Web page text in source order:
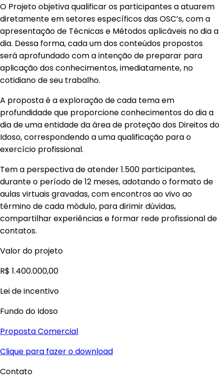
O Projeto objetiva qualificar os participantes a atuarem
diretamente em setores específicos das OSC’s, com a
apresentação de Técnicas e Métodos aplicáveis no dia a
dia. Dessa forma, cada um dos conteúdos propostos
será aprofundado com a intenção de preparar para
aplicação dos conhecimentos, imediatamente, no
cotidiano de seu trabalho.
A proposta é a exploração de cada tema em
profundidade que proporcione conhecimentos do dia a
dia de uma entidade da área de proteção dos Direitos do
Idoso, correspondendo a uma qualificação para o
exercício profissional.
Tem a perspectiva de atender 1.500 participantes,
durante o período de 12 meses, adotando o formato de
aulas virtuais gravadas, com encontros ao vivo ao
término de cada módulo, para dirimir dúvidas,
compartilhar experiências e formar rede profissional de
contatos.
Valor do projeto
R$ 1.400.000,00
Lei de incentivo
Fundo do Idoso
Proposta Comercial
Clique para fazer o download
Contato